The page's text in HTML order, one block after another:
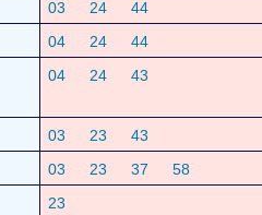
03 24
44
04 24 44
04 24 43
03 23
43
03 23 37
58
23